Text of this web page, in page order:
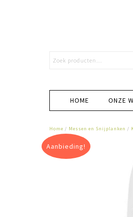
HOME ONZE
Home / Messen en Snijplanken /
Aanbieding!